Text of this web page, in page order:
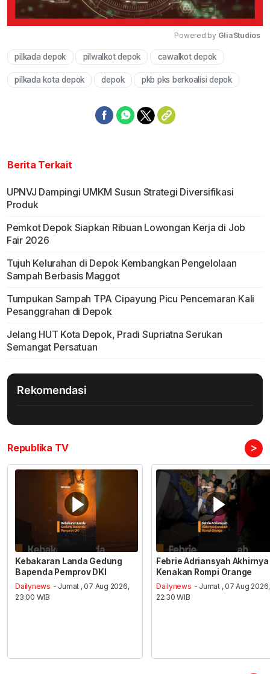
Mute
Powered by GliaStudios
pilkada depok pilwalkot depok cawalkot depok
pilkada kota depok depok pkb pks berkoalisi depok
Berita Terkait
UPNVJ Dampingi UMKM Susun Strategi Diversifikasi
Produk
Pemkot Depok Siapkan Ribuan Lowongan Kerja di Job
Fair 2026
Tujuh Kelurahan di Depok Kembangkan Pengelolaan
Sampah Berbasis Maggot
Tumpukan Sampah TPA Cipayung Picu Pencemaran Kali
Pesanggrahan di Depok
Jelang HUT Kota Depok, Pradi Supriatna Serukan
Semangat Persatuan
Rekomendasi
Republika TV >
Kebakaran Landa Gedung
Bapenda Pemprov DKI
Dailynews - Jumat , 07 Aug 2026,
23:00 WIB
Febrie Adriansyah Akhirnya
Kenakan Rompi Orange
Dailynews - Jumat , 07 Aug 2026,
22:30 WIB